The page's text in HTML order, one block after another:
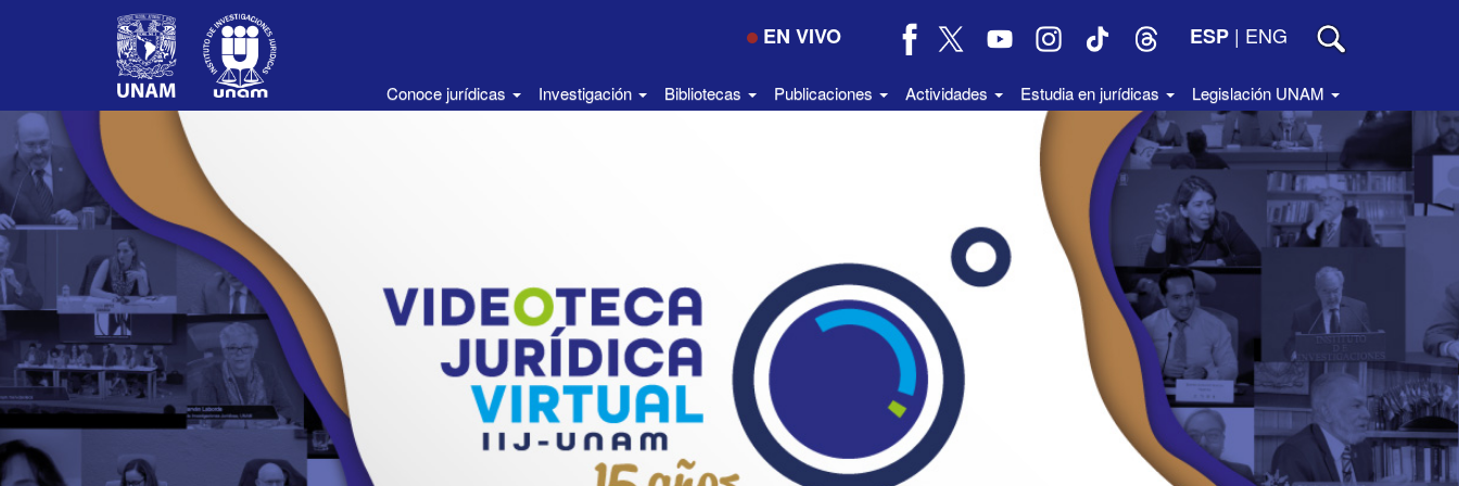
EN VIVO ESP | ENG
Conoce jurídicas Investigación Bibliotecas Publicaciones Actividades Estudia en jurídicas Legislación UNAM